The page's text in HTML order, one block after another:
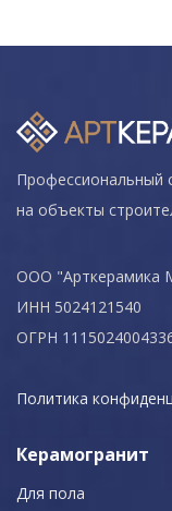
Профессиональный
на объекты
ООО "Арткерамика
ИНН 5024121540
ОГРН
Политика
Керамогранит
Для пола